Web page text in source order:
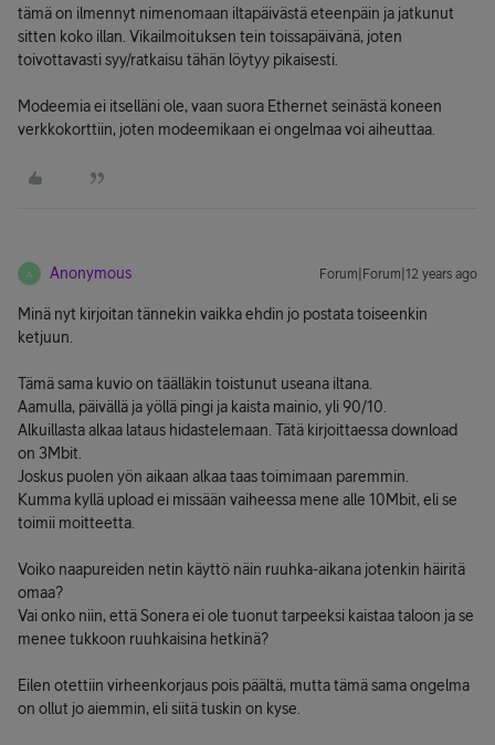
tämä on ilmennyt nimenomaan iltapäivästä eteenpäin ja jatkunut
sitten koko illan. Vikailmoituksen tein toissapäivänä, joten
toivottavasti syy/ratkaisu tähän löytyy pikaisesti.
Modeemia ei itselläni ole, vaan suora Ethernet seinästä koneen
verkkokorttiin, joten modeemikaan ei ongelmaa voi aiheuttaa.
A Anonymous Forum|Forum|12 years ago
Minä nyt kirjoitan tännekin vaikka ehdin jo postata toiseenkin
ketjuun.
Tämä sama kuvio on täälläkin toistunut useana iltana.
Aamulla, päivällä ja yöllä pingi ja kaista mainio, yli 90/10.
Alkuillasta alkaa lataus hidastelemaan. Tätä kirjoittaessa download
on 3Mbit.
Joskus puolen yön aikaan alkaa taas toimimaan paremmin.
Kumma kyllä upload ei missään vaiheessa mene alle 10Mbit, eli se
toimii moitteetta.
Voiko naapureiden netin käyttö näin ruuhka-aikana jotenkin häiritä
omaa?
Vai onko niin, että Sonera ei ole tuonut tarpeeksi kaistaa taloon ja se
menee tukkoon ruuhkaisina hetkinä?
Eilen otettiin virheenkorjaus pois päältä, mutta tämä sama ongelma
on ollut jo aiemmin, eli siitä tuskin on kyse.